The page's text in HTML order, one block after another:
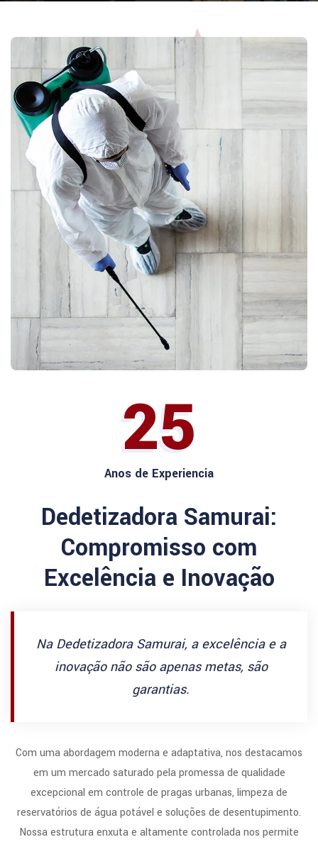
25
Anos de Experiencia
Dedetizadora Samurai:
Compromisso com
Excelência e Inovação
Na Dedetizadora Samurai, a excelência e a
inovação não são apenas metas, são
garantias.
Com uma abordagem moderna e adaptativa, nos destacamos
em um mercado saturado pela promessa de qualidade
excepcional em controle de pragas urbanas, limpeza de
reservatórios de água potável e soluções de desentupimento.
Nossa estrutura enxuta e altamente controlada nos permite